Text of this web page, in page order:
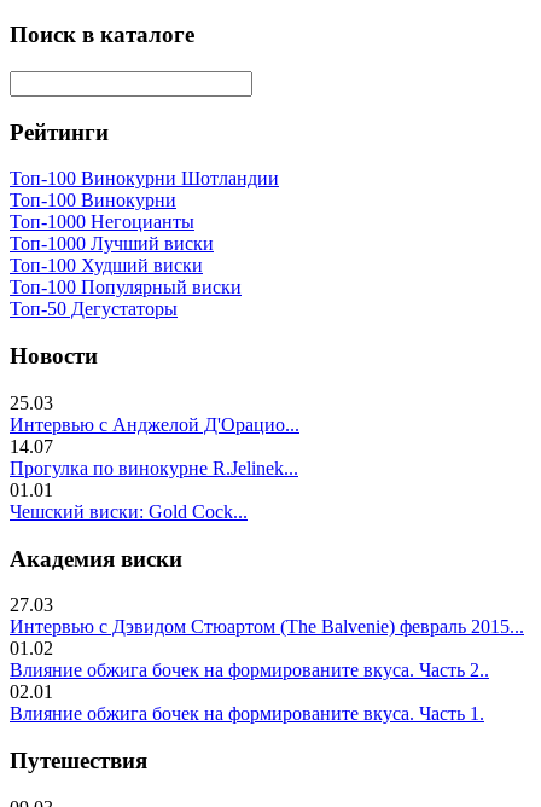
Поиск в каталоге
Рейтинги
Топ-100 Винокурни Шотландии
Топ-100 Винокурни
Топ-1000 Негоцианты
Топ-1000 Лучший виски
Топ-100 Худший виски
Топ-100 Популярный виски
Топ-50 Дегустаторы
Новости
25.03
Интервью с Анджелой Д'Орацио...
14.07
Прогулка по винокурне R.Jelinek...
01.01
Чешский виски: Gold Cock...
Академия виски
27.03
Интервью с Дэвидом Стюартом (The Balvenie) февраль 2015...
01.02
Влияние обжига бочек на формированите вкуса. Часть 2..
02.01
Влияние обжига бочек на формированите вкуса. Часть 1.
Путешествия